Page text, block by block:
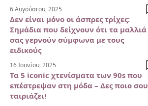
6 Αυγούστου, 2025
Δεν είναι μόνο οι άσπρες τρίχες:
Σημάδια που δείχνουν ότι τα μαλλιά
σας γερνούν σύμφωνα με τους
ειδικούς
16 Ιουνίου, 2025
Τα 5 iconic χτενίσματα των 90s που
επέστρεψαν στη μόδα – Δες ποιο σου
ταιριάζει!